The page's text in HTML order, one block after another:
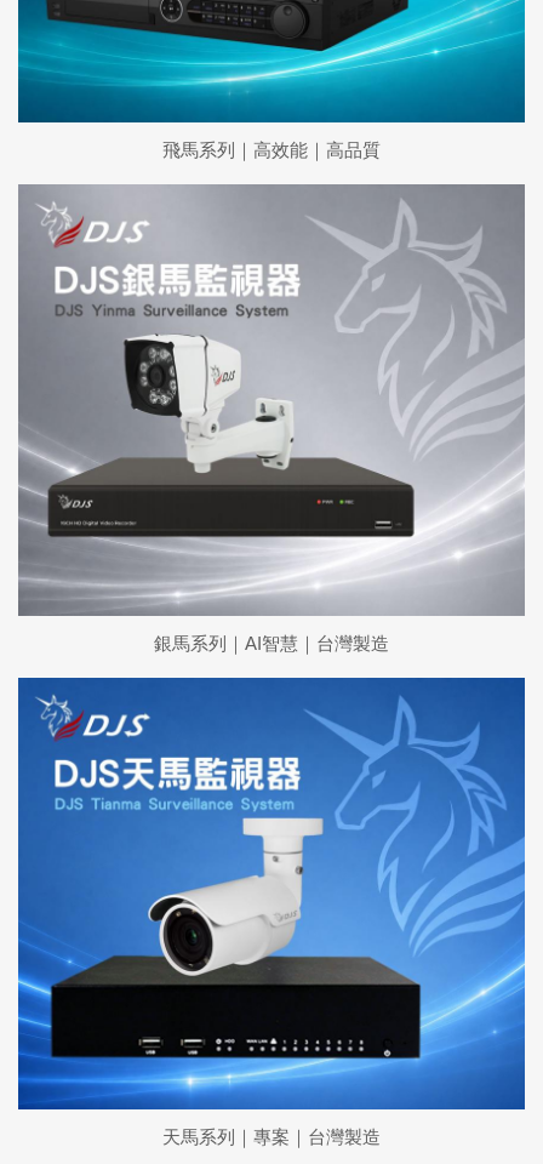
飛馬系列｜高效能｜高品質
銀馬系列｜AI智慧｜台灣製造
天馬系列｜專案｜台灣製造